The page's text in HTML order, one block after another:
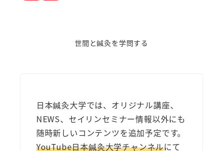
世間と鍼灸を学問する
日本鍼灸大学では、オリジナル講座、
NEWS、セイリンセミナー情報以外にも
随時新しいコンテンツを追加予定です。
YouTube日本鍼灸大学チャンネルにて